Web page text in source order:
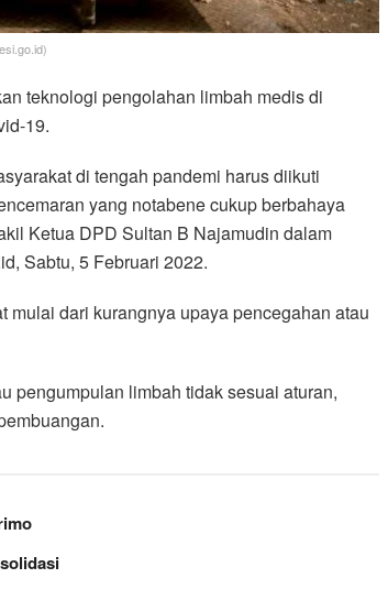
teknologi pengolahan limbah medis di
19.
di tengah pandemi harus diikuti
yang notabene cukup berbahaya
Ketua DPD Sultan B Najamudin dalam
Sabtu, 5 Februari 2022.
dari kurangnya upaya pencegahan atau
pengumpulan limbah tidak sesuai aturan,